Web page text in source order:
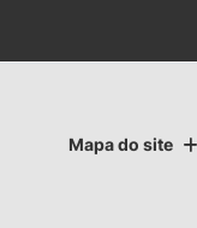
Mapa do site